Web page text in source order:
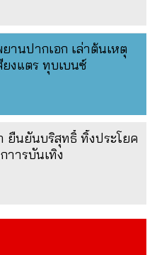
านปากเอก เล่าต้นเหตุ
งแตร ทุบเบนซ์
นยันบริสุทธิ์ ทิ้งประโยค
าารบันเทิง